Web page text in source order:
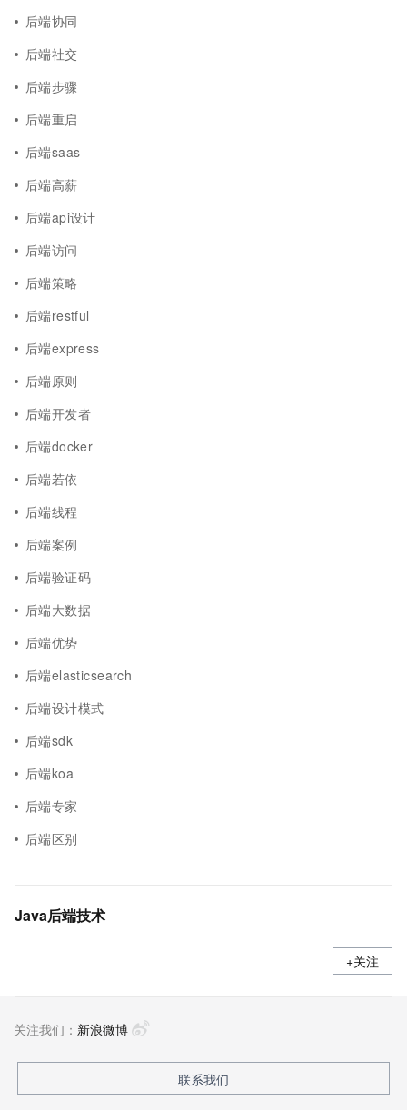
后端协同
后端社交
后端步骤
后端重启
后端saas
后端高薪
后端api设计
后端访问
后端策略
后端restful
后端express
后端原则
后端开发者
后端docker
后端若依
后端线程
后端案例
后端验证码
后端大数据
后端优势
后端elasticsearch
后端设计模式
后端sdk
后端koa
后端专家
后端区别
Java后端技术
+关注
关注我们： 新浪微博
联系我们